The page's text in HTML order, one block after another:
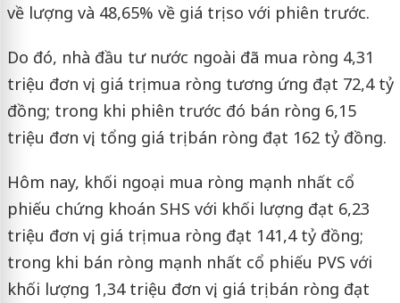
về lượng và 48,65% về giá trị so với phiên trước.
Do đó, nhà đầu tư nước ngoài đã mua ròng 4,31
triệu đơn vị, giá trị mua ròng tương ứng đạt 72,4 tỷ
đồng; trong khi phiên trước đó bán ròng 6,15
triệu đơn vị, tổng giá trị bán ròng đạt 162 tỷ đồng.
Hôm nay, khối ngoại mua ròng mạnh nhất cổ
phiếu chứng khoán SHS với khối lượng đạt 6,23
triệu đơn vị, giá trị mua ròng đạt 141,4 tỷ đồng;
trong khi bán ròng mạnh nhất cổ phiếu PVS với
khối lượng 1,34 triệu đơn vị, giá trị bán ròng đạt